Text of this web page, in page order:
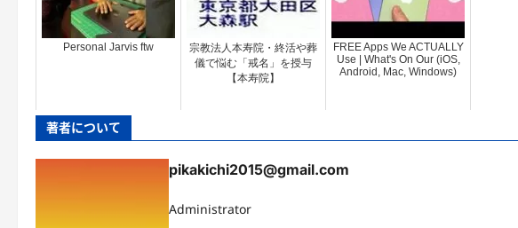
Personal Jarvis ftw
宗教法人本寿院・終活や葬
儀で悩む「戒名」を授与
【本寿院】
FREE Apps We ACTUALLY
Use | What's On Our (iOS,
Android, Mac, Windows)
著者について
pikakichi2015@gmail.com
Administrator